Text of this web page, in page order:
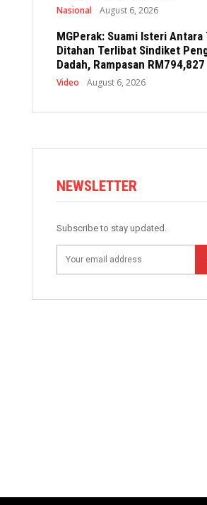
Nasional August 6, 2026
MGPerak: Suami Isteri Antara
Ditahan Terlibat Sindiket
Dadah, Rampasan RM794,827
Video August 6, 2026
NEWSLETTER
Subscribe to stay updated.